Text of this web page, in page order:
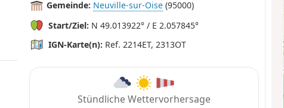
Gemeinde: Neuville-sur-Oise (95000)
Start/Ziel: N 49.013922° / E 2.057845°
IGN-Karte(n): Ref. 2214ET, 2313OT
Stündliche Wettervorhersage